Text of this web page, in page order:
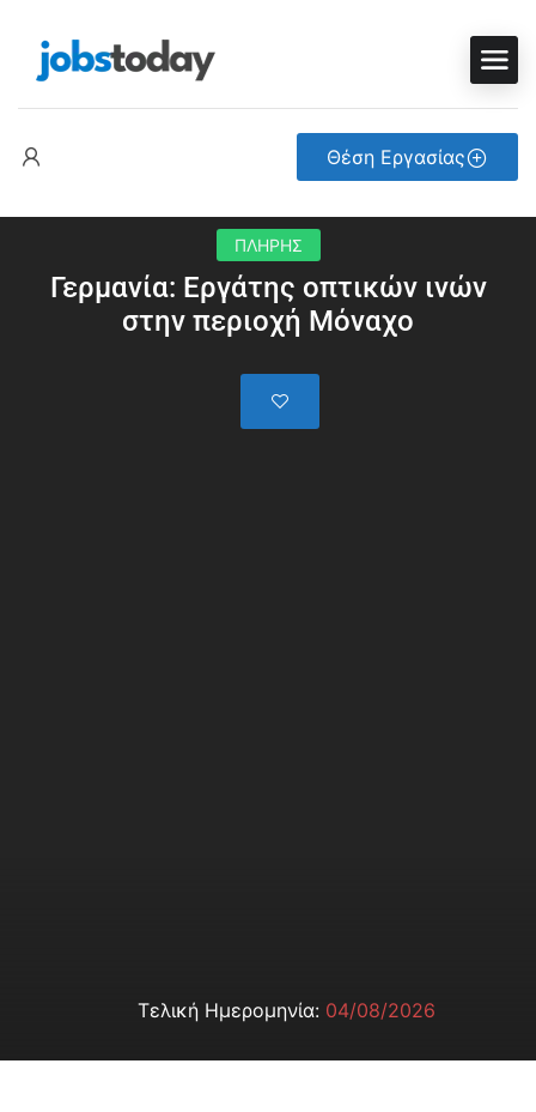
Θέση Εργασίας
ΠΛΗΡΗΣ
Γερμανία: Εργάτης οπτικών ινών
στην περιοχή Μόναχο
Τελική Ημερομηνία: 04/08/2026